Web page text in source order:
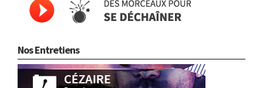
Nos Entretiens